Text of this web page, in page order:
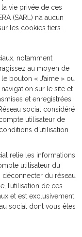
vie privée de ces
(SARL) n’a aucun
les cookies tiers. .
notamment
au moyen de
bouton « J’aime » ou
sur le site et
et enregistrées
social considéré
utilisateur de
d’utilisation
relie les informations
utilisateur du
déconnecter du réseau
l’utilisation de ces
et est exclusivement
social dont vous êtes